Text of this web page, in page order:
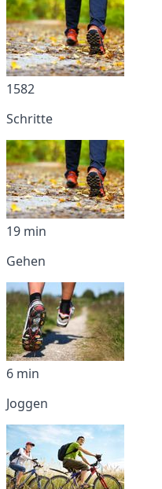
1582
Schritte
19 min
Gehen
6 min
Joggen